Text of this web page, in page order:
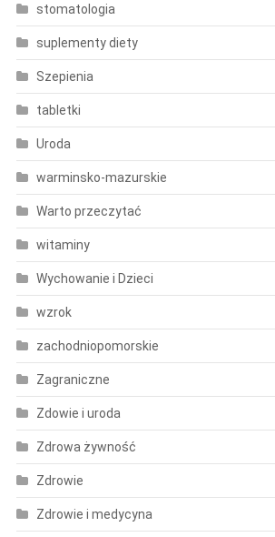
stomatologia
suplementy diety
Szepienia
tabletki
Uroda
warminsko-mazurskie
Warto przeczytać
witaminy
Wychowanie i Dzieci
wzrok
zachodniopomorskie
Zagraniczne
Zdowie i uroda
Zdrowa żywność
Zdrowie
Zdrowie i medycyna